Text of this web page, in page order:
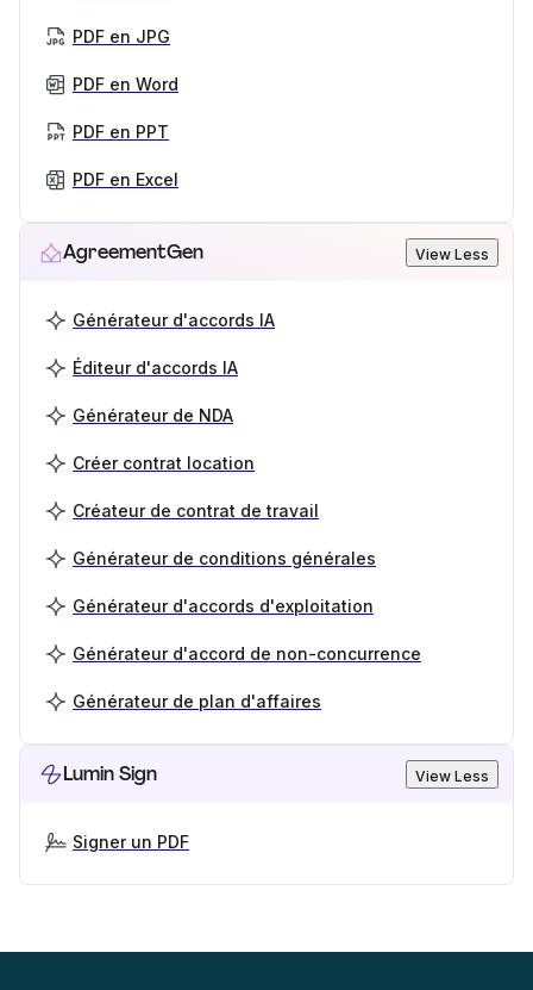
PDF en JPG
PDF en Word
PDF en PPT
PDF en Excel
AgreementGen View Less
Générateur d'accords IA
Éditeur d'accords IA
Générateur de NDA
Créer contrat location
Créateur de contrat de travail
Générateur de conditions générales
Générateur d'accords d'exploitation
Générateur d'accord de non-concurrence
Générateur de plan d'affaires
Lumin Sign View Less
Signer un PDF